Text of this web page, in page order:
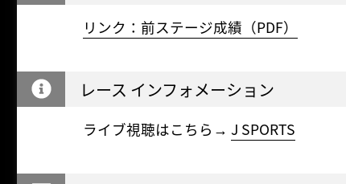
リンク：前ステージ成績（PDF）
レース インフォメーション
ライブ視聴はこちら→ J SPORTS